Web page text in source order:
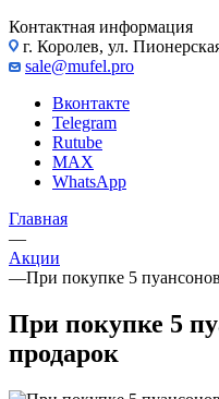
Контактная информация
г. Королев, ул.
sale@mufel.pro
Вконтакте
Telegram
Rutube
MAX
WhatsApp
Главная
—
Акции
—При покупке 5
При покупке 5
продарок